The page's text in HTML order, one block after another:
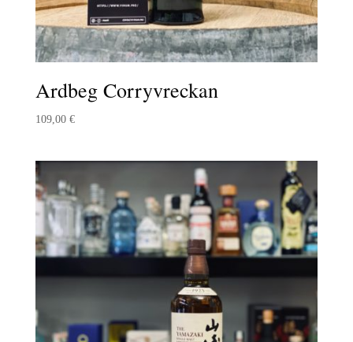
Ardbeg Corryvreckan
109,00 €